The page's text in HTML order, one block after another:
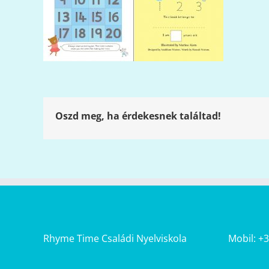
Oszd meg, ha érdekesnek találtad!
Rhyme Time Családi Nyelviskola Mobil: